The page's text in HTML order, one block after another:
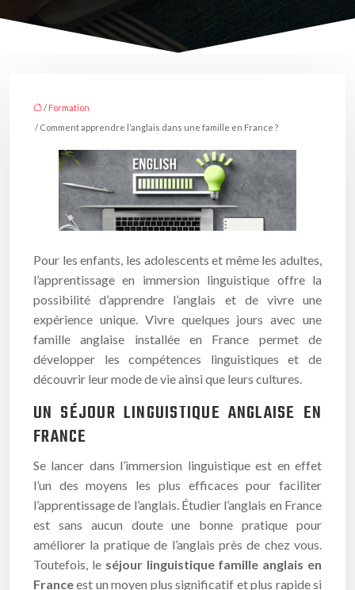
/ Formation
/ Comment apprendre l’anglais dans une famille en France ?
Pour les enfants, les adolescents et même les adultes,
l’apprentissage en immersion linguistique offre la
possibilité d’apprendre l’anglais et de vivre une
expérience unique. Vivre quelques jours avec une
famille anglaise installée en France permet de
développer les compétences linguistiques et de
découvrir leur mode de vie ainsi que leurs cultures.
UN SÉJOUR LINGUISTIQUE ANGLAISE EN
FRANCE
Se lancer dans l’immersion linguistique est en effet
l’un des moyens les plus efficaces pour faciliter
l’apprentissage de l’anglais. Étudier l’anglais en France
est sans aucun doute une bonne pratique pour
améliorer la pratique de l’anglais près de chez vous.
Toutefois, le séjour linguistique famille anglais en
Franceest un moyen plus significatif et plus rapide si